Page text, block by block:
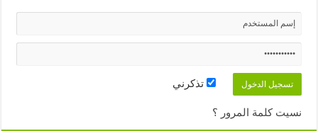
تذكرني
نسيت كلمة المرور ؟